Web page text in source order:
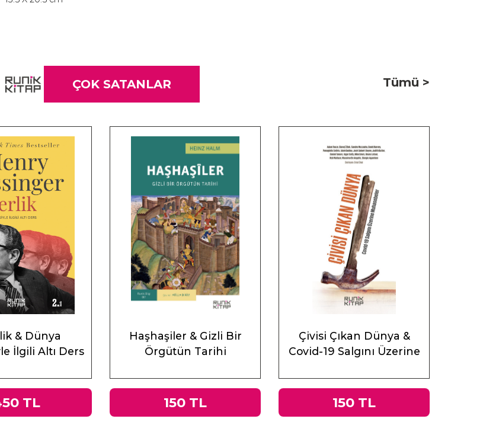
ÇOK SATANLAR Tümü >
& Dünya
İlgili Altı Ders
TL
Haşhaşiler & Gizli Bir
Örgütün Tarihi
150 TL
Çivisi Çıkan Dünya &
Covid-19 Salgını Üzerine
150 TL